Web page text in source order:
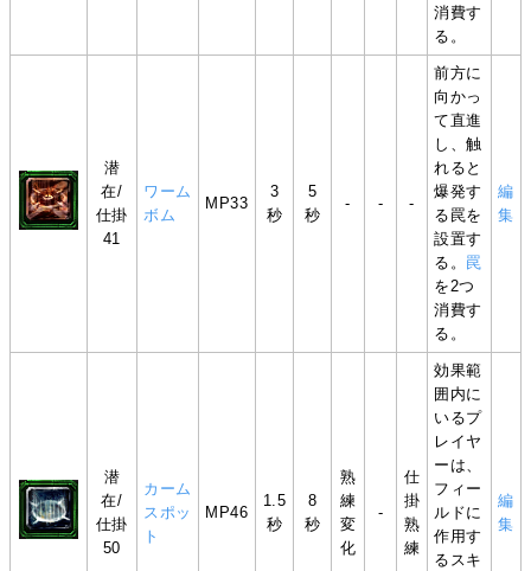
消費す
る。
潜
在/
仕掛
41
ワーム
ボム
MP33
3
秒
5
秒
- - -
前方に
向かっ
て直進
し、触
れると
爆発す
る罠を
設置す
る。 罠
を2つ
消費す
る。
編
集
潜
在/
仕掛
50
カーム
スポッ
ト
MP46
1.5
秒
8
秒
熟
練
変
化
-
仕
掛
熟
練
効果範
囲内に
いるプ
レイヤ
ーは、
フィー
ルドに
作用す
るスキ
編
集